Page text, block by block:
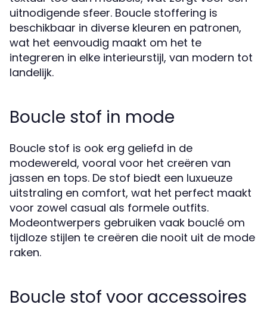
uitnodigende sfeer. Boucle stoffering is
beschikbaar in diverse kleuren en patronen,
wat het eenvoudig maakt om het te
integreren in elke interieurstijl, van modern tot
landelijk.
Boucle stof in mode
Boucle stof is ook erg geliefd in de
modewereld, vooral voor het creëren van
jassen en tops. De stof biedt een luxueuze
uitstraling en comfort, wat het perfect maakt
voor zowel casual als formele outfits.
Modeontwerpers gebruiken vaak bouclé om
tijdloze stijlen te creëren die nooit uit de mode
raken.
Boucle stof voor accessoires